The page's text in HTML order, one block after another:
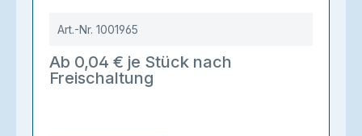
Art.-Nr. 1001965
Ab 0,04 € je Stück nach
Freischaltung